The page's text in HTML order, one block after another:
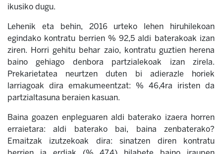
ikusiko dugu.
Lehenik eta behin, 2016 urteko lehen hiruhilekoan
egindako kontratu berrien % 92,5 aldi baterakoak izan
ziren. Horri gehitu behar zaio, kontratu guztien herena
baino gehiago denbora partzialekoak izan zirela.
Prekarietatea neurtzen duten bi adierazle horiek
larriagoak dira emakumeentzat: % 46,4ra iristen da
partzialtasuna beraien kasuan.
Baina goazen enpleguaren aldi baterako izaera horren
erraietara: aldi baterako bai, baina zenbaterako?
Emaitzak izutzekoak dira: sinatzen diren kontratu